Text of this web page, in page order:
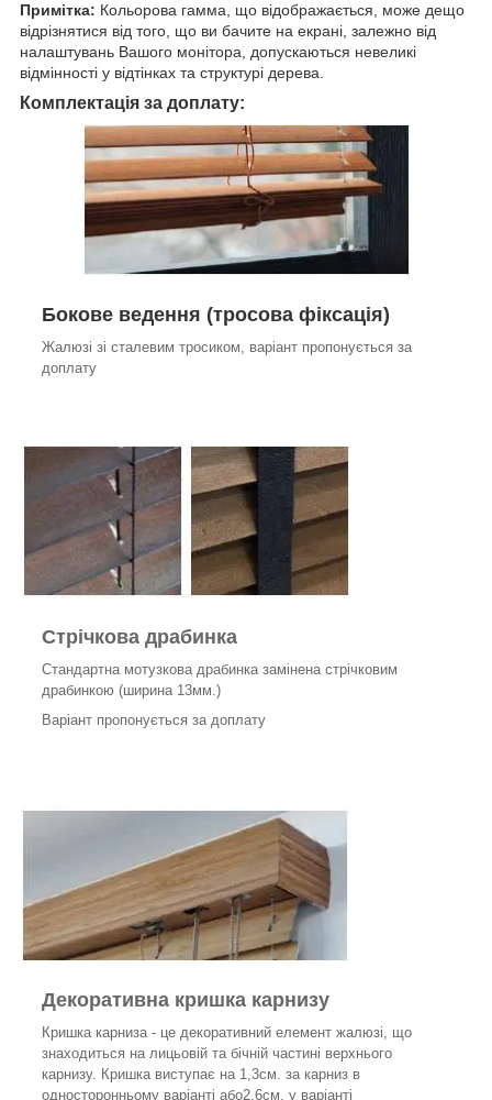
Примітка: Кольорова гамма, що відображається, може дещо
відрізнятися від того, що ви бачите на екрані, залежно від
налаштувань Вашого монітора, допускаються невеликі
відмінності у відтінках та структурі дерева.
Комплектація за доплату:
Бокове ведення (тросова фіксація)
Жалюзі зі сталевим тросиком, варіант пропонується за
доплату
Стрічкова драбинка
Стандартна мотузкова драбинка замінена стрічковим
драбинкою (ширина 13мм.)
Варіант пропонується за доплату
Декоративна кришка карнизу
Кришка карниза - це декоративний елемент жалюзі, що
знаходиться на лицьовій та бічній частині верхнього
карнизу. Кришка виступає на 1,3см. за карниз в
односторонньому варіанті або2,6см. у варіанті